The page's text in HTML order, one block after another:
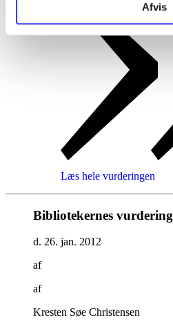
Afvis
Læs hele vurderingen
Bibliotekernes vurdering
d. 26. jan. 2012
af
af
Kresten Søe Christensen